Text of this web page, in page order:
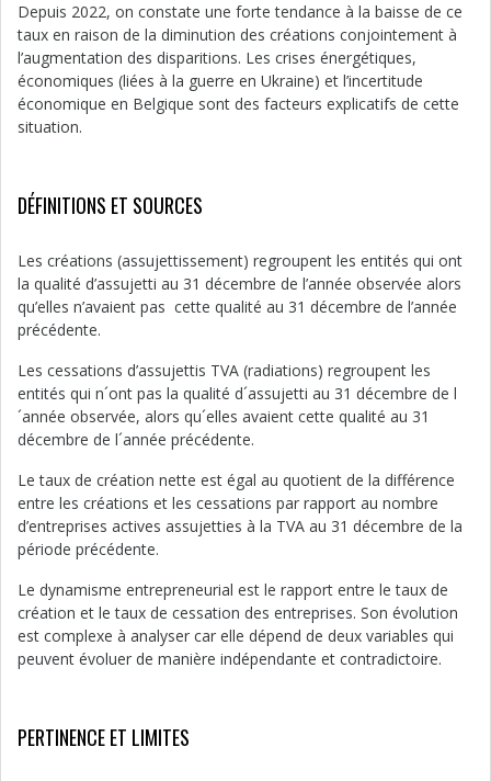
Depuis 2022, on constate une forte tendance à la baisse de ce
taux en raison de la diminution des créations conjointement à
l’augmentation des disparitions. Les crises énergétiques,
économiques (liées à la guerre en Ukraine) et l’incertitude
économique en Belgique sont des facteurs explicatifs de cette
situation.
DÉFINITIONS ET SOURCES
Les créations (assujettissement) regroupent les entités qui ont
la qualité d’assujetti au 31 décembre de l’année observée alors
qu’elles n’avaient pas cette qualité au 31 décembre de l’année
précédente.
Les cessations d’assujettis TVA (radiations) regroupent les
entités qui n´ont pas la qualité d´assujetti au 31 décembre de l
´année observée, alors qu´elles avaient cette qualité au 31
décembre de l´année précédente.
Le taux de création nette est égal au quotient de la différence
entre les créations et les cessations par rapport au nombre
d’entreprises actives assujetties à la TVA au 31 décembre de la
période précédente.
Le dynamisme entrepreneurial est le rapport entre le taux de
création et le taux de cessation des entreprises. Son évolution
est complexe à analyser car elle dépend de deux variables qui
peuvent évoluer de manière indépendante et contradictoire.
PERTINENCE ET LIMITES